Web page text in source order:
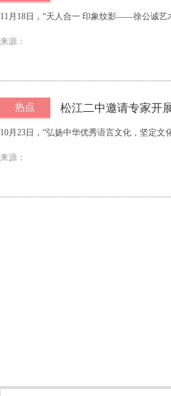
11月18日，“天人合一 印象纹影——徐公诚
来源：
热点 松江二中邀请专家开
10月23日，“弘扬中华优秀语言文化，坚定
来源：